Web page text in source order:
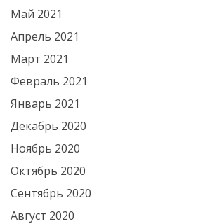
Май 2021
Апрель 2021
Март 2021
Февраль 2021
Январь 2021
Декабрь 2020
Ноябрь 2020
Октябрь 2020
Сентябрь 2020
Август 2020